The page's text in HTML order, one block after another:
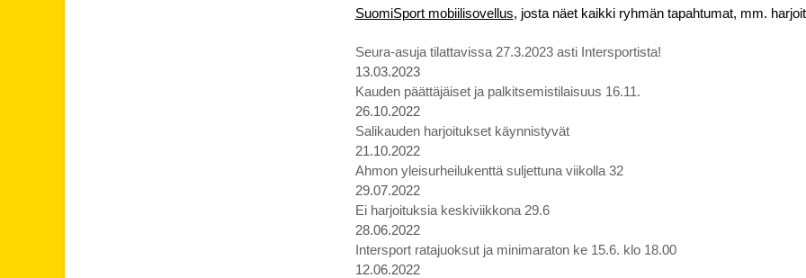
SuomiSport mobiilisovellus, josta näet kaikki ryhmän tapahtumat, mm.
Seura-asuja tilattavissa 27.3.2023 asti Intersportista!
13.03.2023
Kauden päättäjäiset ja palkitsemistilaisuus 16.11.
26.10.2022
Salikauden harjoitukset käynnistyvät
21.10.2022
Ahmon yleisurheilukenttä suljettuna viikolla 32
29.07.2022
Ei harjoituksia keskiviikkona 29.6
28.06.2022
Intersport ratajuoksut ja minimaraton ke 15.6. klo 18.00
12.06.2022